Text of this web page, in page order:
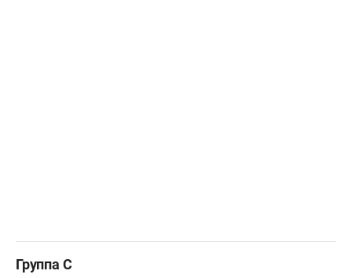
Группа С